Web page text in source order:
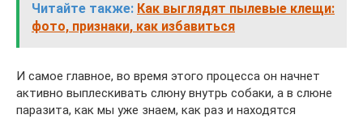
Читайте также: Как выглядят пылевые клещи:
фото, признаки, как избавиться
И самое главное, во время этого процесса он начнет
активно выплескивать слюну внутрь собаки, а в слюне
паразита, как мы уже знаем, как раз и находятся